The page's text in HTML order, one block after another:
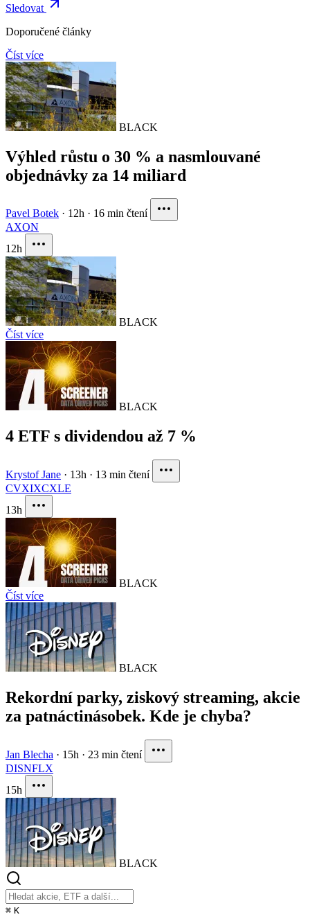
Sledovat
Doporučené články
Číst více
BLACK
Výhled růstu o 30 % a nasmlouvané
objednávky za 14 miliard
Pavel Botek · 12h · 16 min čtení
AXON
12h
BLACK
Číst více
BLACK
4 ETF s dividendou až 7 %
Krystof Jane · 13h · 13 min čtení
CVXIXCXLE
13h
BLACK
Číst více
BLACK
Rekordní parky, ziskový streaming, akcie
za patnáctinásobek. Kde je chyba?
Jan Blecha · 15h · 23 min čtení
DISNFLX
15h
BLACK
⌘ K